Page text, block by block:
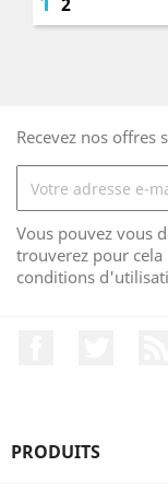
Recevez nos offres
Vous pouvez vous
trouverez pour
conditions
PRODUITS